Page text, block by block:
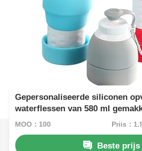
Gepersonaliseerde siliconen
waterflessen van 580 ml
maken
MOQ：100 Prijs：
Beste prijs